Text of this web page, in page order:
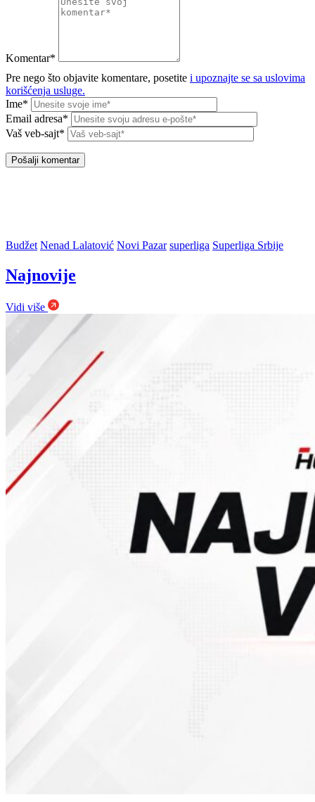
Komentar*
Pre nego što objavite komentare, posetite i upoznajte se sa uslovima
korišćenja usluge.
Ime*
Email adresa*
Vaš veb-sajt*
Budžet Nenad Lalatović Novi Pazar superliga Superliga Srbije
Najnovije
Vidi više